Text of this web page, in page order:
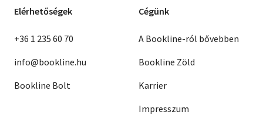
Elérhetőségek
+36 1 235 60 70
info@bookline.hu
Bookline Bolt
Cégünk
A Bookline-ról bővebben
Bookline Zöld
Karrier
Impresszum